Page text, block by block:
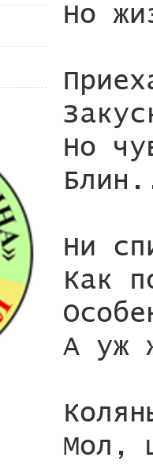
Но
Но
Ни
Как
А уж
Мол,